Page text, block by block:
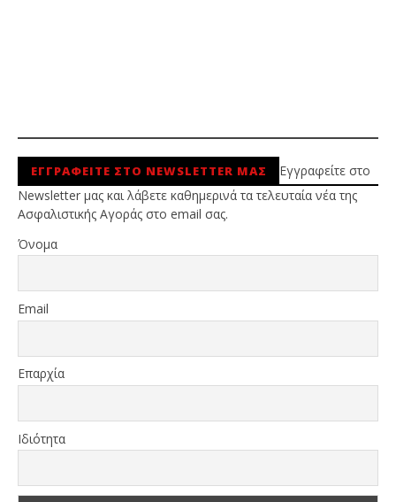
ΕΓΓΡΑΦΕΙΤΕ ΣΤΟ NEWSLETTER ΜΑΣ
Εγγραφείτε στο
Newsletter μας και λάβετε καθημερινά τα τελευταία νέα της
Ασφαλιστικής Αγοράς στο email σας.
Όνομα
Email
Επαρχία
Ιδιότητα